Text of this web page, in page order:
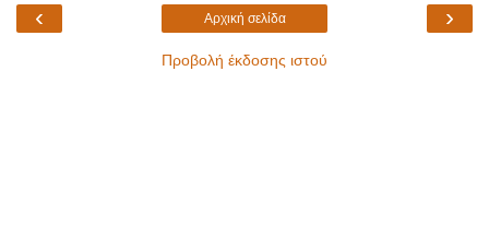
‹ ›
Αρχική σελίδα
Προβολή έκδοσης ιστού